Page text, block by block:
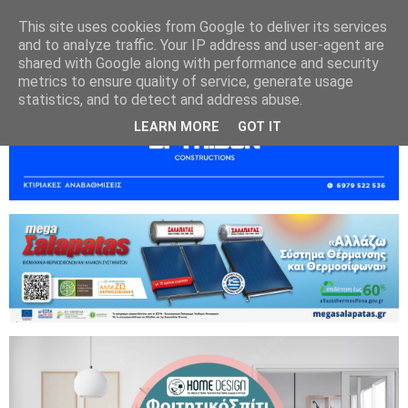
This site uses cookies from Google to deliver its services
and to analyze traffic. Your IP address and user-agent are
shared with Google along with performance and security
metrics to ensure quality of service, generate usage
statistics, and to detect and address abuse.
LEARN MORE GOT IT